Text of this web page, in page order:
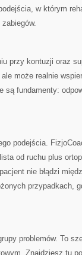
w którym
przy kontuzji oraz
może realnie
są fundamenty:
podejścia.
od ruchu plus
nie błądzi
przypadkach,
problemów. To
Znajdziesz tu